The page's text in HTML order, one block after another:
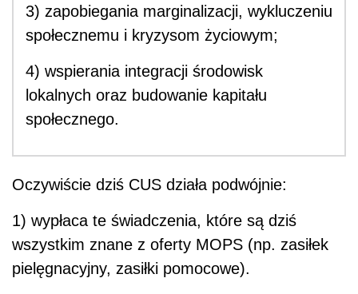
3) zapobiegania marginalizacji, wykluczeniu
społecznemu i kryzysom życiowym;
4) wspierania integracji środowisk
lokalnych oraz budowanie kapitału
społecznego.
Oczywiście dziś CUS działa podwójnie:
1) wypłaca te świadczenia, które są dziś
wszystkim znane z oferty MOPS (np. zasiłek
pielęgnacyjny, zasiłki pomocowe).